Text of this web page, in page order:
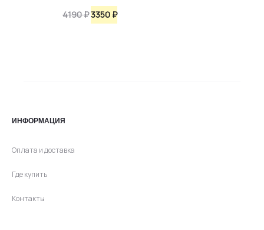
4190₽Первоначальная
3350 ₽Текущая
ИНФОРМАЦИЯ
Оплата и доставка
Где купить
Контакты